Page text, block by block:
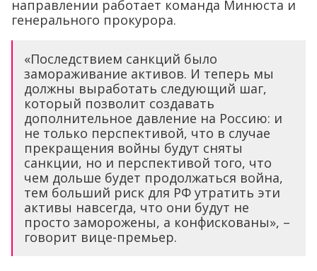
направлении работает команда Минюста и
генерального прокурора.
«Последствием санкций было
замораживание активов. И теперь мы
должны выработать следующий шаг,
который позволит создавать
дополнительное давление на Россию: и
не только перспективой, что в случае
прекращения войны будут сняты
санкции, но и перспективой того, что
чем дольше будет продолжаться война,
тем больший риск для РФ утратить эти
активы навсегда, что они будут не
просто заморожены, а конфискованы», –
говорит вице-премьер.